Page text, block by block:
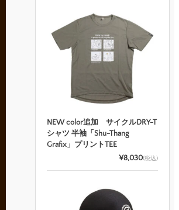
NEW color追加 サイクルDRY-T
シャツ 半袖「Shu-Thang
Grafix」プリントTEE
¥8,030(税込)